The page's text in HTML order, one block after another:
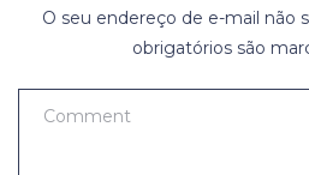
O seu endereço de e-mail não
obrigatórios são